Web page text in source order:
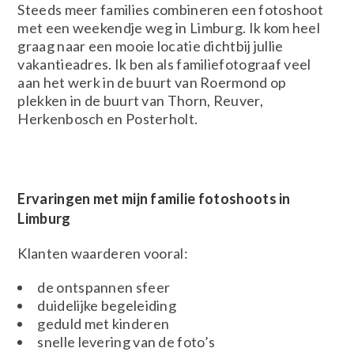
Steeds meer families combineren een fotoshoot
met een weekendje weg in Limburg. Ik kom heel
graag naar een mooie locatie dichtbij jullie
vakantieadres. Ik ben als familiefotograaf veel
aan het werk in de buurt van Roermond op
plekken in de buurt van Thorn, Reuver,
Herkenbosch en Posterholt.
Ervaringen met mijn familie fotoshoots in
Limburg
Klanten waarderen vooral:
de ontspannen sfeer
duidelijke begeleiding
geduld met kinderen
snelle levering van de foto’s